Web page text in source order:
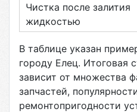
Чистка после залития
жидкостью
В таблице указан
городу Елец. Итоговая
зависит от множества
запчастей,
ремонтопригодности